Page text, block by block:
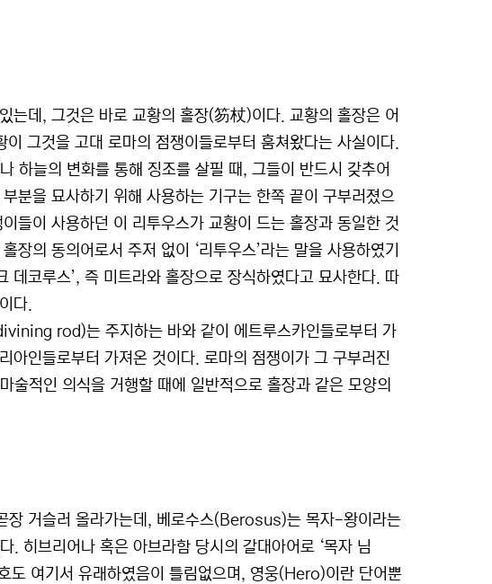
는데, 그것은 바로 교황의 홀장(笏杖)이다. 교황의 홀장은 어
그것을 고대 로마의 점쟁이들로부터 훔쳐왔다는 사실이다.
하늘의 변화를 통해 징조를 살필 때, 그들이 반드시 갖추어
분을 묘사하기 위해 사용하는 기구는 한쪽 끝이 구부러졌으
들이 사용하던 이 리투우스가 교황이 드는 홀장과 동일한 것
장의 동의어로서 주저 없이 ‘리투우스’라는 말을 사용하였기
데코루스’, 즉 미트라와 홀장으로 장식하였다고 묘사한다. 따
다.
rod)는 주지하는 바와 같이 에트루스카인들로부터 가
아인들로부터 가져온 것이다. 로마의 점쟁이가 그 구부러진
술적인 의식을 거행할 때에 일반적으로 홀장과 같은 모양의
장 거슬러 올라가는데, 베로수스(Berosus)는 목자-왕이라는
. 히브리어나 혹은 아브라함 당시의 갈대아어로 ‘목자 님
도 여기서 유래하였음이 틀림없으며, 영웅(Hero)이란 단어뿐